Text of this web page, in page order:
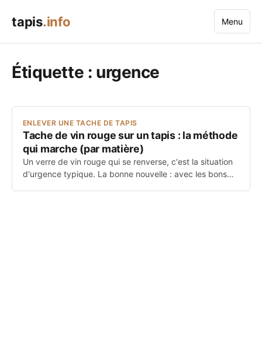
tapis.info Menu
Étiquette : urgence
ENLEVER UNE TACHE DE TAPIS
Tache de vin rouge sur un tapis : la méthode
qui marche (par matière)
Un verre de vin rouge qui se renverse, c'est la situation
d'urgence typique. La bonne nouvelle : avec les bons…